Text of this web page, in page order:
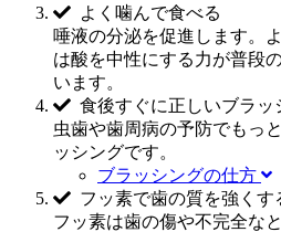
よく噛んで食べる
唾液の分泌を促進します。
は酸を中性にする力が普段
います。
食後すぐに正しいブラッ
虫歯や歯周病の予防でもっ
ッシングです。
ブラッシングの仕方
フッ素で歯の質を強くす
フッ素は歯の傷や不完全な